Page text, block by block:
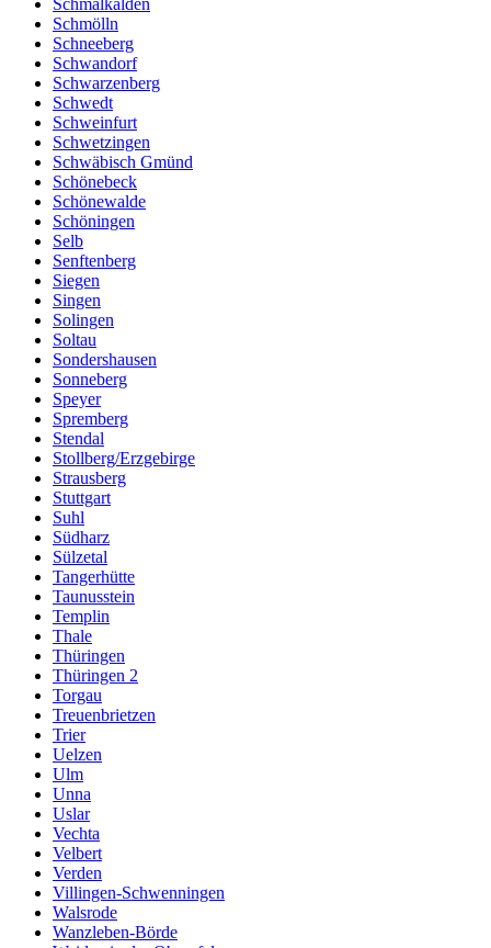
Schmalkalden
Schmölln
Schneeberg
Schwandorf
Schwarzenberg
Schwedt
Schweinfurt
Schwetzingen
Schwäbisch Gmünd
Schönebeck
Schönewalde
Schöningen
Selb
Senftenberg
Siegen
Singen
Solingen
Soltau
Sondershausen
Sonneberg
Speyer
Spremberg
Stendal
Stollberg/Erzgebirge
Strausberg
Stuttgart
Suhl
Südharz
Sülzetal
Tangerhütte
Taunusstein
Templin
Thale
Thüringen
Thüringen 2
Torgau
Treuenbrietzen
Trier
Uelzen
Ulm
Unna
Uslar
Vechta
Velbert
Verden
Villingen-Schwenningen
Walsrode
Wanzleben-Börde